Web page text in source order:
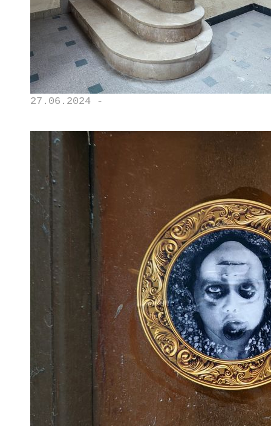
27.06.2024 -